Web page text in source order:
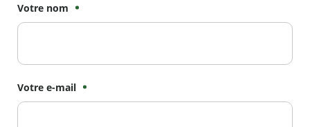
Votre nom
Votre e-mail